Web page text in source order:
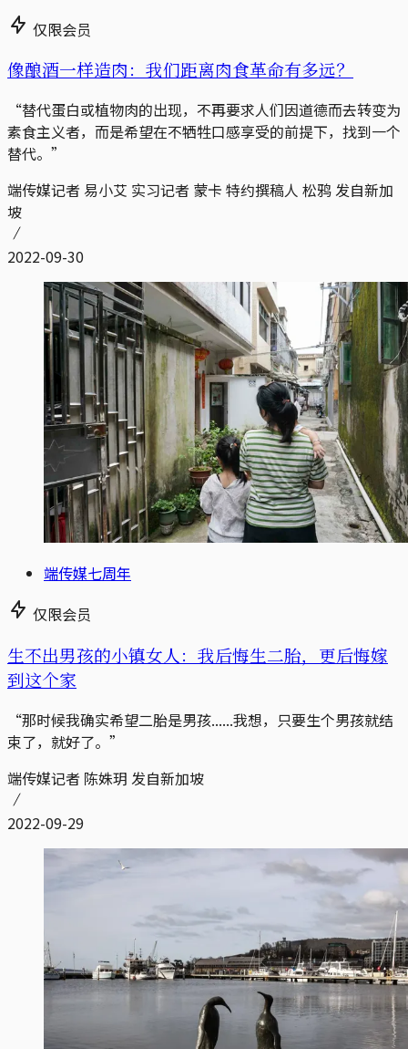
仅限会员
像酿酒一样造肉：我们距离肉食革命有多远？
“替代蛋白或植物肉的出现，不再要求人们因道德而去转变为
素食主义者，而是希望在不牺牲口感享受的前提下，找到一个
替代。”
端传媒记者 易小艾 实习记者 蒙卡 特约撰稿人 松鸦 发自新加
坡
2022-09-30
端传媒七周年
仅限会员
生不出男孩的小镇女人：我后悔生二胎，更后悔嫁
到这个家
“那时候我确实希望二胎是男孩......我想，只要生个男孩就结
束了，就好了。”
端传媒记者 陈姝玥 发自新加坡
2022-09-29